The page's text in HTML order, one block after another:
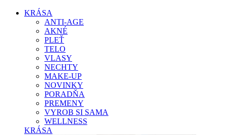
KRÁSA
ANTI-AGE
AKNÉ
PLEŤ
TELO
VLASY
NECHTY
MAKE-UP
NOVINKY
PORADŇA
PREMENY
VYROB SI SAMA
WELLNESS
KRÁSA